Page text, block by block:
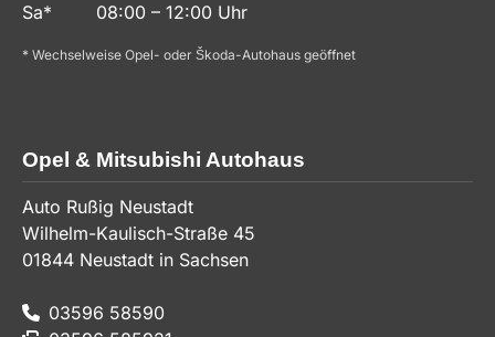
Sa*
08:00 – 12:00 Uhr
* Wechselweise Opel- oder Škoda-Autohaus geöffnet
Opel & Mitsubishi Autohaus
Auto Rußig Neustadt
Wilhelm-Kaulisch-Straße 45
01844 Neustadt in Sachsen
03596 58590